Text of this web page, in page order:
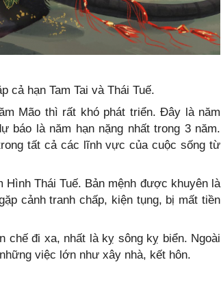
cả hạn Tam Tai và Thái Tuế.
Mão thì rất khó phát triển. Đây là năm
báo là năm hạn nặng nhất trong 3 năm.
tất cả các lĩnh vực của cuộc sống từ
Thái Tuế. Bản mệnh được khuyên là
cảnh tranh chấp, kiện tụng, bị mất tiền
chế đi xa, nhất là kỵ sông kỵ biển. Ngoài
việc lớn như xây nhà, kết hôn.